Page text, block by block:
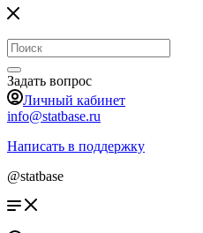
Задать вопрос
Личный кабинет
info@statbase.ru
Написать в поддержку
@statbase